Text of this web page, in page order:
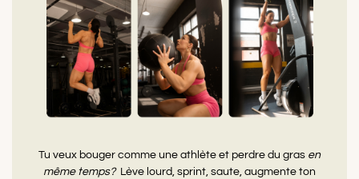
Tu veux bouger comme une athlète et perdre du gras en
même temps?Lève lourd, sprint, saute, augmente ton